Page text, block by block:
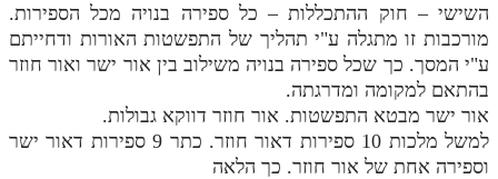
השישי – חוק ההתכללות – כל ספירה בנויה מכל הספירות.
מורכבות זו מתגלה ע"י תהליך של התפשטות האורות ודחייתם
ע"י המסך. כך שכל ספירה בנויה משילוב בין אור ישר ואור חוזר
בהתאם למקומה ומדרגתה.
אור ישר מבטא התפשטות. אור חוזר דווקא גבולות.
למשל מלכות 10 ספירות דאור חוזר. כתר 9 ספירות דאור ישר
וספירה אחת של אור חוזר. כך הלאה